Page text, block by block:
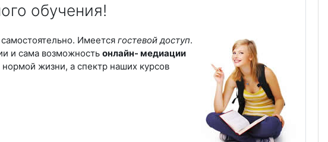
обучения!
Имеется гостевой доступ.
и сама возможность онлайн- медиации
жизни, а спектр наших курсов